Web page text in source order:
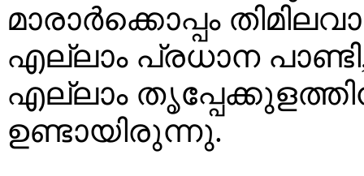
മാരാര്‍ക്കൊപ്പം
എല്ലാം പ്രധാന
എല്ലാം
ഉണ്ടായിരുന്നു.